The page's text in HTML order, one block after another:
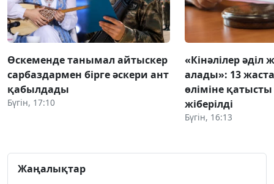
Өскеменде танымал айтыскер
сарбаздармен бірге әскери ант
қабылдады
Бүгін, 17:10
«Кінәлілер әділ
алады»: 13
өліміне қатысты
жіберілді
Бүгін, 16:13
Жаңалықтар